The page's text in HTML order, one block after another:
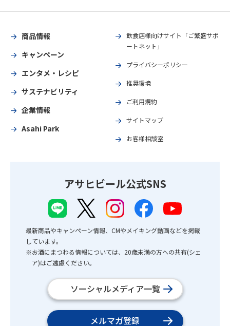
商品情報
キャンペーン
エンタメ・レシピ
サステナビリティ
企業情報
Asahi Park
飲食店様向けサイト「ご繁盛サポ
ートネット」
プライバシーポリシー
推奨環境
ご利用規約
サイトマップ
お客様相談室
アサヒビール公式SNS
最新商品やキャンペーン情報、CMやメイキング動画などを掲載
しています。
※お酒にまつわる情報については、20歳未満の方への共有(シェ
ア)はご遠慮ください。
ソーシャルメディア一覧
メルマガ登録